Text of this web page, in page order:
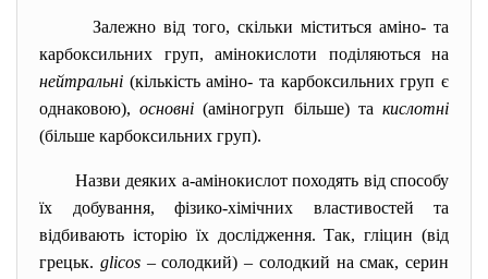
Залежно від того, скільки міститься аміно- та
карбоксильних груп, амінокислоти поділяються на
нейтральні (кількість аміно- та карбоксильних груп є
однаковою),основні (аміногруп більше) такислотні
(більше карбоксильних груп).
Назви деяких a-амінокислот походять від способу
їх добування, фізико-хімічних властивостей та
відбивають історію їх дослідження. Так, гліцин (від
грецьк. glicos– солодкий) – солодкий на смак, серин